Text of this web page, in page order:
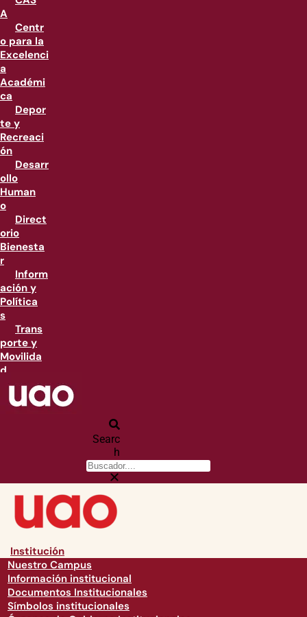
A
Centr
o para la
Excelenci
a
Académi
ca
Depor
te y
Recreaci
ón
Desarr
ollo
Human
o
Direct
orio
Bienesta
r
Inform
ación y
Política
s
Trans
porte y
Movilida
d
Searc
h
Institución
Nuestro Campus
Información institucional
Documentos Institucionales
Símbolos institucionales